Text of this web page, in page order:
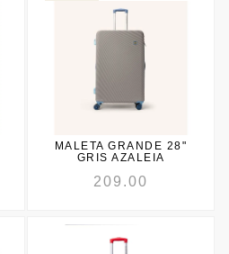
MALETA GRANDE 28"
GRIS AZALEIA
209.00